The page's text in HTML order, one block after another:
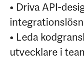
• Driva API-
• Leda
utvecklare i